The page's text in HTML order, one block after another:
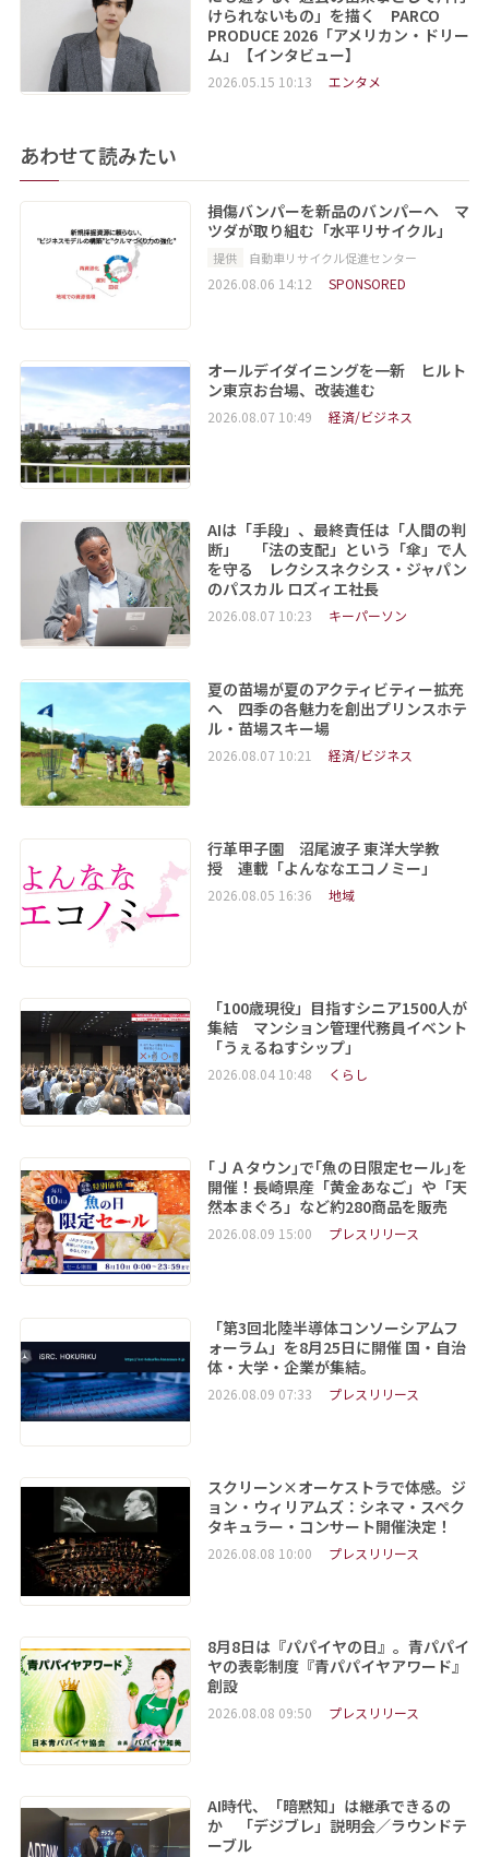
けられないもの」を描く PARCO
PRODUCE 2026「アメリカン・ドリー
ム」【インタビュー】
2026.05.15 10:13 エンタメ
あわせて読みたい
損傷バンパーを新品のバンパーへ マ
ツダが取り組む「水平リサイクル」
提供 自動車リサイクル促進センター
2026.08.06 14:12 SPONSORED
オールデイダイニングを一新 ヒルト
ン東京お台場、改装進む
2026.08.07 10:49 経済/ビジネス
AIは「手段」、最終責任は「人間の判
断」 「法の支配」という「傘」で人
を守る レクシスネクシス・ジャパン
のパスカル ロズィエ社長
2026.08.07 10:23 キーパーソン
夏の苗場が夏のアクティビティー拡充
へ 四季の各魅力を創出プリンスホテ
ル・苗場スキー場
2026.08.07 10:21 経済/ビジネス
行革甲子園 沼尾波子 東洋大学教
授 連載「よんななエコノミー」
2026.08.05 16:36 地域
「100歳現役」目指すシニア1500人が
集結 マンション管理代務員イベント
「うぇるねすシップ」
2026.08.04 10:48 くらし
｢ＪＡタウン｣で｢魚の日限定セール｣を
開催！長崎県産「黄金あなご」や「天
然本まぐろ」など約280商品を販売
2026.08.09 15:00 プレスリリース
「第3回北陸半導体コンソーシアムフ
ォーラム」を8月25日に開催 国・自治
体・大学・企業が集結。
2026.08.09 07:33 プレスリリース
スクリーン×オーケストラで体感。ジ
ョン・ウィリアムズ：シネマ・スペク
タキュラー・コンサート開催決定！
2026.08.08 10:00 プレスリリース
8月8日は『パパイヤの日』。青パパイ
ヤの表彰制度『青パパイヤアワード』
創設
2026.08.08 09:50 プレスリリース
AI時代、「暗黙知」は継承できるの
か 「デジブレ」説明会／ラウンドテ
ーブル